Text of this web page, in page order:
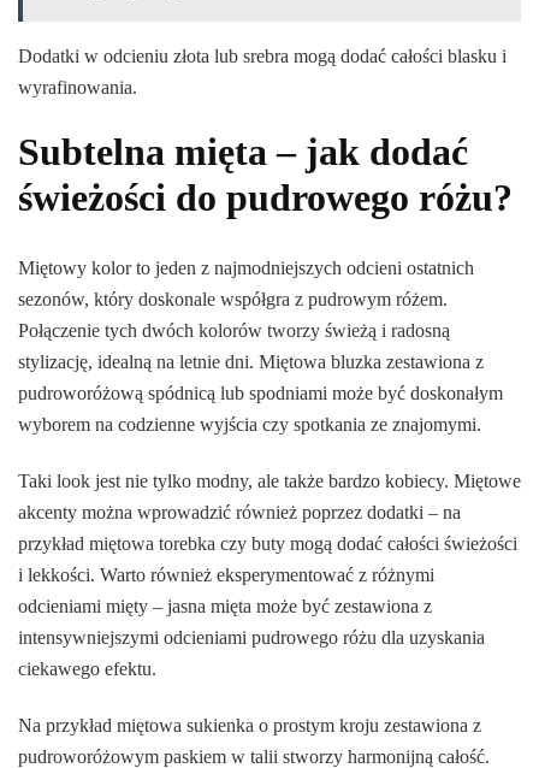
Dodatki w odcieniu złota lub srebra mogą dodać całości blasku i
wyrafinowania.
Subtelna mięta – jak dodać
świeżości do pudrowego różu?
Miętowy kolor to jeden z najmodniejszych odcieni ostatnich
sezonów, który doskonale współgra z pudrowym różem.
Połączenie tych dwóch kolorów tworzy świeżą i radosną
stylizację, idealną na letnie dni. Miętowa bluzka zestawiona z
pudroworóżową spódnicą lub spodniami może być doskonałym
wyborem na codzienne wyjścia czy spotkania ze znajomymi.
Taki look jest nie tylko modny, ale także bardzo kobiecy. Miętowe
akcenty można wprowadzić również poprzez dodatki – na
przykład miętowa torebka czy buty mogą dodać całości świeżości
i lekkości. Warto również eksperymentować z różnymi
odcieniami mięty – jasna mięta może być zestawiona z
intensywniejszymi odcieniami pudrowego różu dla uzyskania
ciekawego efektu.
Na przykład miętowa sukienka o prostym kroju zestawiona z
pudroworóżowym paskiem w talii stworzy harmonijną całość.